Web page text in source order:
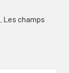
Les champs